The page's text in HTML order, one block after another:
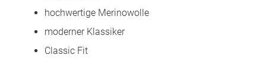
hochwertige Merinowolle
moderner Klassiker
Classic Fit